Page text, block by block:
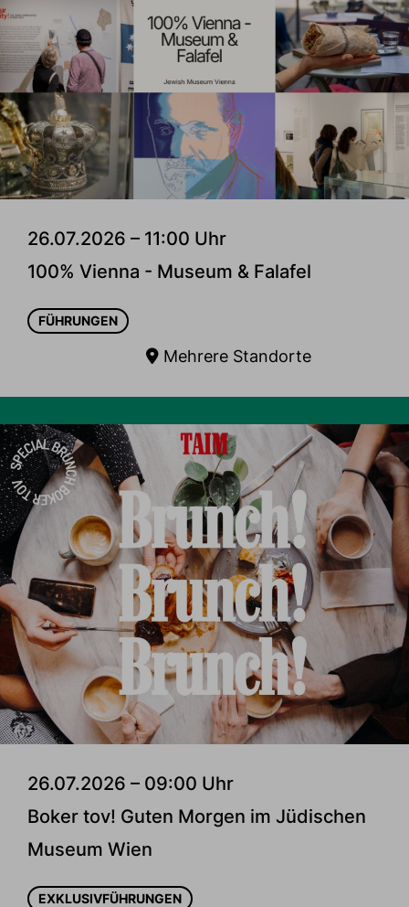
26.07.2026 – 11:00 Uhr
100% Vienna - Museum & Falafel
FÜHRUNGEN
Mehrere Standorte
26.07.2026 – 09:00 Uhr
Boker tov! Guten Morgen im Jüdischen
Museum Wien
EXKLUSIVFÜHRUNGEN